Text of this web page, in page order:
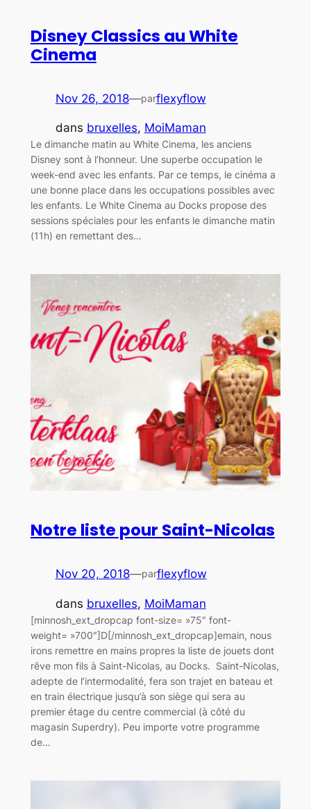
Disney Classics au White
Cinema
Nov 26, 2018—parflexyflow
dans bruxelles, MoiMaman
Le dimanche matin au White Cinema, les anciens
Disney sont à l’honneur. Une superbe occupation le
week-end avec les enfants. Par ce temps, le cinéma a
une bonne place dans les occupations possibles avec
les enfants. Le White Cinema au Docks propose des
sessions spéciales pour les enfants le dimanche matin
(11h) en remettant des…
Notre liste pour Saint-Nicolas
Nov 20, 2018—parflexyflow
dans bruxelles, MoiMaman
[minnosh_ext_dropcap font-size= »75″ font-
weight= »700″]D[/minnosh_ext_dropcap]emain, nous
irons remettre en mains propres la liste de jouets dont
rêve mon fils à Saint-Nicolas, au Docks. Saint-Nicolas,
adepte de l’intermodalité, fera son trajet en bateau et
en train électrique jusqu’à son siège qui sera au
premier étage du centre commercial (à côté du
magasin Superdry). Peu importe votre programme
de…